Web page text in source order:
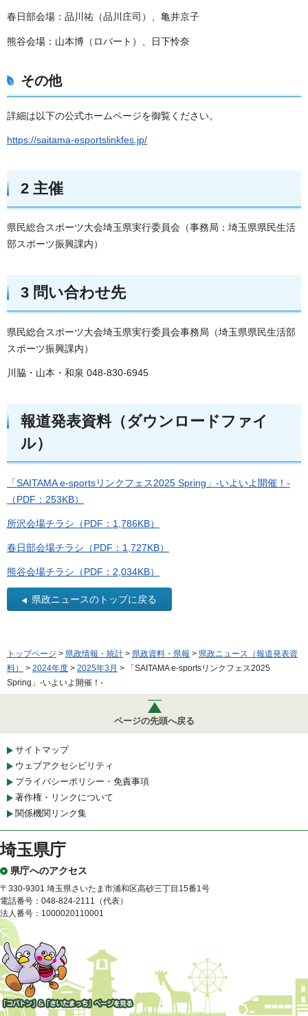
春日部会場：品川祐（品川庄司）、亀井京子
熊谷会場：山本博（ロバート）、日下怜奈
その他
詳細は以下の公式ホームページを御覧ください。
https://saitama-esportslinkfes.jp/
2 主催
県民総合スポーツ大会埼玉県実行委員会（事務局：埼玉県県民生活
部スポーツ振興課内）
3 問い合わせ先
県民総合スポーツ大会埼玉県実行委員会事務局（埼玉県県民生活部
スポーツ振興課内）
川脇・山本・和泉 048-830-6945
報道発表資料（ダウンロードファイ
ル）
「SAITAMA e-sportsリンクフェス2025 Spring」-いよいよ開催！-
（PDF：253KB）
所沢会場チラシ（PDF：1,786KB）
春日部会場チラシ（PDF：1,727KB）
熊谷会場チラシ（PDF：2,034KB）
県政ニュースのトップに戻る
トップページ > 県政情報・統計 > 県政資料・県報 > 県政ニュース（報道発表資
料）
> 2024年度 > 2025年3月 > 「SAITAMA e-sportsリンクフェス2025
Spring」-いよいよ開催！-
ページの先頭へ戻る
サイトマップ
ウェブアクセシビリティ
プライバシーポリシー・免責事項
著作権・リンクについて
関係機関リンク集
埼玉県庁
県庁へのアクセス
〒330-9301 埼玉県さいたま市浦和区高砂三丁目15番1号
電話番号：048-824-2111（代表）
法人番号：1000020110001
「コバトン」&「さいたまっ